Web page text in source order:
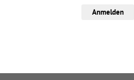
Anmelden